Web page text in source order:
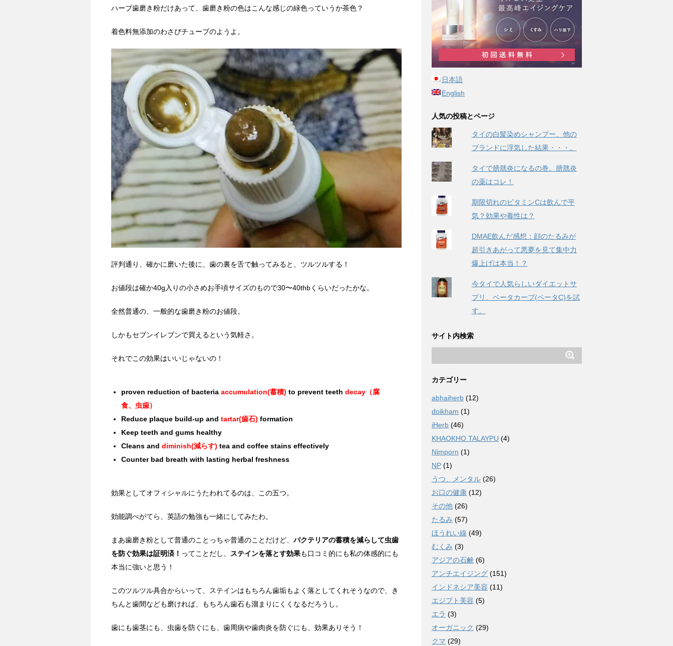
ハーブ歯磨き粉だけあって、歯磨き粉の色はこんな感じの緑色っていうか茶色？
着色料無添加のわさびチューブのようよ。
評判通り、確かに磨いた後に、歯の裏を舌で触ってみると、ツルツルする！
お値段は確か40g入りの小さめお手頃サイズのもので30〜40thbくらいだったかな。
全然普通の、一般的な歯磨き粉のお値段。
しかもセブンイレブンで買えるという気軽さ。
それでこの効果はいいじゃないの！
proven reduction of bacteria accumulation(蓄積) to prevent teeth decay（腐
食、虫歯）
Reduce plaque build-up and tartar(歯石) formation
Keep teeth and gums healthy
Cleans and diminish(減らす) tea and coffee stains effectively
Counter bad breath with lasting herbal freshness
効果としてオフィシャルにうたわれてるのは、この五つ。
効能調べがてら、英語の勉強も一緒にしてみたわ。
まあ歯磨き粉として普通のことっちゃ普通のことだけど、 バクテリアの蓄積を減らして虫歯
を防ぐ効果は証明済！ ってことだし、 ステインを落とす効果も口コミ的にも私の体感的にも
本当に強いと思う！
このツルツル具合からいって、ステインはもちろん歯垢もよく落としてくれそうなので、き
ちんと歯間なども磨ければ、もちろん歯石も溜まりにくくなるだろうし。
歯にも歯茎にも、虫歯を防ぐにも、歯周病や歯肉炎を防ぐにも、効果ありそう！
日本語
English
人気の投稿とページ
タイの白髪染めシャンプー、他の
ブランドに浮気した結果・・・。
タイで膀胱炎になるの巻。膀胱炎
の薬はコレ！
期限切れのビタミンCは飲んで平
気？効果や毒性は？
DMAE飲んだ感想：顔のたるみが
超引きあがって悪夢を見て集中力
爆上げは本当！？
今タイで人気らしいダイエットサ
プリ、ベータカーブ(ベータC)を試
す。
サイト内検索
カテゴリー
abhaiherb (12)
doikham (1)
iHerb (46)
KHAOKHO TALAYPU (4)
Nimporn (1)
NP (1)
うつ、メンタル (26)
お口の健康 (12)
その他 (26)
たるみ (57)
ほうれい線 (49)
むくみ (3)
アジアの石鹸 (6)
アンチエイジング (151)
インドネシア美容 (11)
エジプト美容 (5)
エラ (3)
オーガニック (29)
クマ (29)